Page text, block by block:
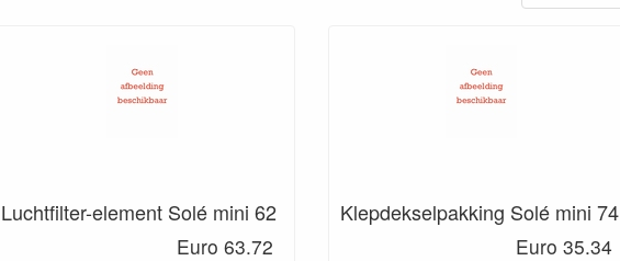
Luchtfilter-element Solé mini 62
Euro 63.72
Klepdekselpakking Solé mini 74
Euro 35.34